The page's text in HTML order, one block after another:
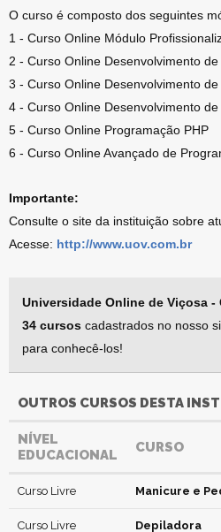
O curso é composto dos seguintes
1 - Curso Online Módulo
2 - Curso Online Desenvolvimento
3 - Curso Online Desenvolvimento
4 - Curso Online Desenvolvimento
5 - Curso Online Programação PHP
6 - Curso Online Avançado de
Importante:
Consulte o site da instituição sobre
Acesse: http://www.uov.com.br
Universidade Online de Viçosa -
34 cursos cadastrados no nosso
para conhecê-los!
OUTROS CURSOS DESTA
NÍVEL
EDUCACIONAL
CURSO
Curso Livre Manicure e
Curso Livre Depiladora